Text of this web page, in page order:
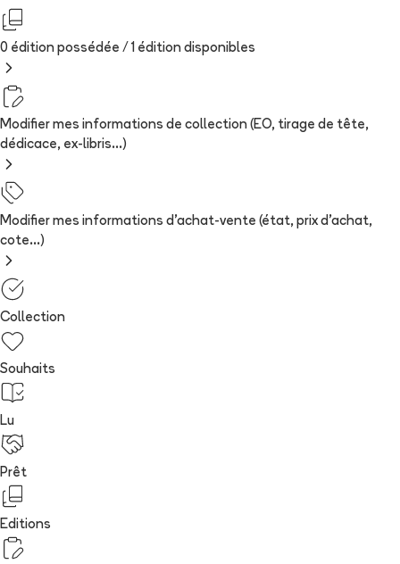
0 édition possédée / 1 édition disponibles
Modifier mes informations de collection (EO, tirage de tête,
dédicace, ex-libris...)
Modifier mes informations d'achat-vente (état, prix d'achat,
cote...)
Collection
Souhaits
Lu
Prêt
Editions